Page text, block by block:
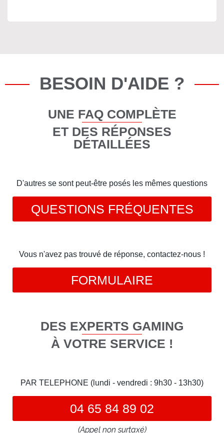
BESOIN D'AIDE ?
UNE FAQ COMPLÈTE
ET DES RÉPONSES
DÉTAILLÉES
D'autres se sont peut-être posés les mêmes questions
QUESTIONS FRÉQUENTES
Vous n'avez pas trouvé de réponse, contactez-nous !
FORMULAIRE
DES EXPERTS GAMING
À VOTRE SERVICE !
PAR TELEPHONE (lundi - vendredi : 9h30 - 13h30)
04 65 84 89 02
(Appel non surtaxé)